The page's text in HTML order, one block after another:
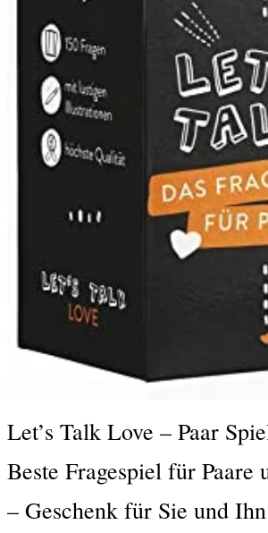
Let’s Talk Love – Paar
Beste Fragespiel für Paare
– Geschenk für Sie und